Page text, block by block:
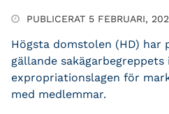
PUBLICERAT 5 FEBRUARI,
Högsta domstolen (HD)
gällande
expropriationslagen för
med medlemmar.